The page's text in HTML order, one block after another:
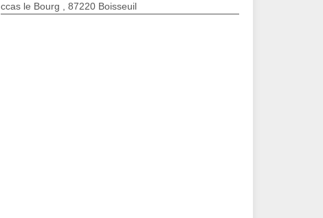
ccas le Bourg , 87220 Boisseuil